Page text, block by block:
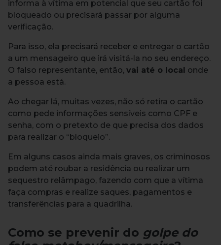
informa à vítima em potencial que seu cartão foi
bloqueado ou precisará passar por alguma
verificação.
Para isso, ela precisará receber e entregar o cartão
a um mensageiro que irá visitá-la no seu endereço.
O falso representante, então, vai até o local onde
a pessoa está.
Ao chegar lá, muitas vezes, não só retira o cartão
como pede informações sensíveis como CPF e
senha, com o pretexto de que precisa dos dados
para realizar o “bloqueio”.
Em alguns casos ainda mais graves, os criminosos
podem até roubar a residência ou realizar um
sequestro relâmpago, fazendo com que a vítima
faça compras e realize saques, pagamentos e
transferências para a quadrilha.
Como se prevenir do golpe do